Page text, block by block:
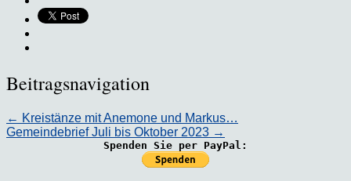
Beitragsnavigation
← Kreistänze mit Anemone und Markus…
Gemeindebrief Juli bis Oktober 2023 →
Spenden Sie per PayPal: